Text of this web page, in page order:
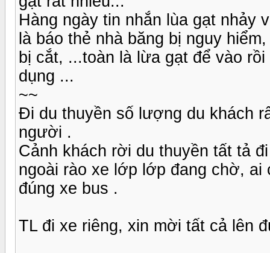
Hàng ngày tin nhắn lùa gạt nhảy
là báo thẻ nhà băng bị nguy
bị cắt, ...toàn là lừa gạt để vào
dụng ...
~~
Đi du thuyền số lượng du khách
người .
Cảnh khách rời du thuyền tất tả
ngoài rào xe lớp lớp đang chờ, ai
đúng xe bus .
TL đi xe riêng, xin mời tất cả lên